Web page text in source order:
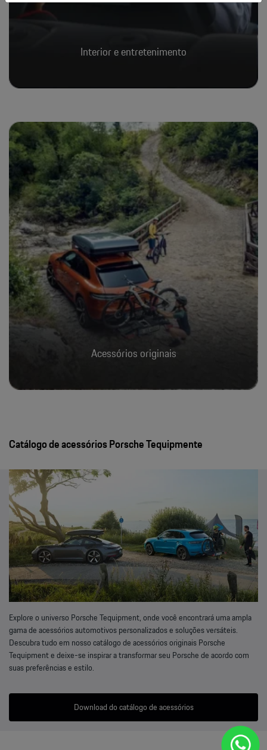
Interior e entretenimento
Acessórios originais
Catálogo de acessórios Porsche Tequipmente
Explore o universo Porsche Tequipment, onde você encontrará uma ampla
gama de acessórios automotivos personalizados e soluções versáteis.
Descubra tudo em nosso catálogo de acessórios originais Porsche
Tequipment e deixe-se inspirar a transformar seu Porsche de acordo com
suas preferências e estilo.
Download do catálogo de acessórios